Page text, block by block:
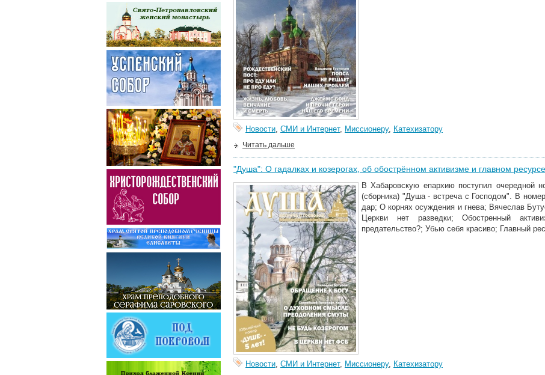
Новости, СМИ и Интернет, Миссионеру, Катехизатору
Читать дальше
"Душа": О гадалках и козерогах, об обострённом активизме и главном
В Хабаровскую епархию поступил очередной
(сборника) "Душа - встреча с Господом". В
дар; О корнях осуждения и гнева; Вячеслав
Церкви нет разведки; Обостренный
предательство?; Убью себя красиво; Главный
Новости, СМИ и Интернет, Миссионеру, Катехизатору